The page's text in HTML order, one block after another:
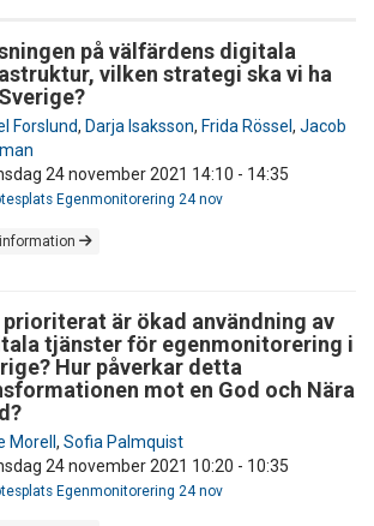
på välfärdens digitala
vilken strategi ska vi ha
Forslund, Darja Isaksson, Frida Rössel , Jacob
24 november 2021 14:10 - 14:35
Egenmonitorering 24 nov
prioriterat är ökad användning av
tjänster för egenmonitorering i
Hur påverkar detta
mot en God och Nära
Morell , Sofia Palmquist
24 november 2021 10:20 - 10:35
Egenmonitorering 24 nov